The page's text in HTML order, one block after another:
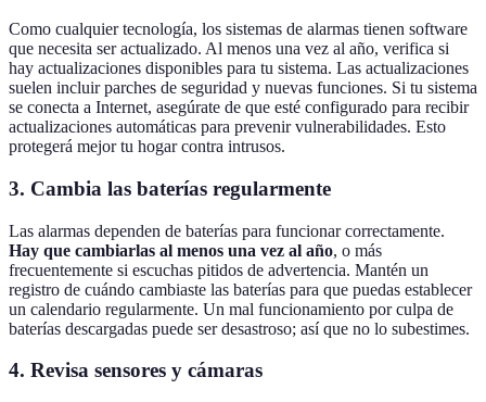
Como cualquier tecnología, los sistemas de alarmas tienen software
que necesita ser actualizado. Al menos una vez al año, verifica si
hay actualizaciones disponibles para tu sistema. Las actualizaciones
suelen incluir parches de seguridad y nuevas funciones. Si tu sistema
se conecta a Internet, asegúrate de que esté configurado para recibir
actualizaciones automáticas para prevenir vulnerabilidades. Esto
protegerá mejor tu hogar contra intrusos.
3. Cambia las baterías regularmente
Las alarmas dependen de baterías para funcionar correctamente.
Hay que cambiarlas al menos una vez al año, o más
frecuentemente si escuchas pitidos de advertencia. Mantén un
registro de cuándo cambiaste las baterías para que puedas establecer
un calendario regularmente. Un mal funcionamiento por culpa de
baterías descargadas puede ser desastroso; así que no lo subestimes.
4. Revisa sensores y cámaras